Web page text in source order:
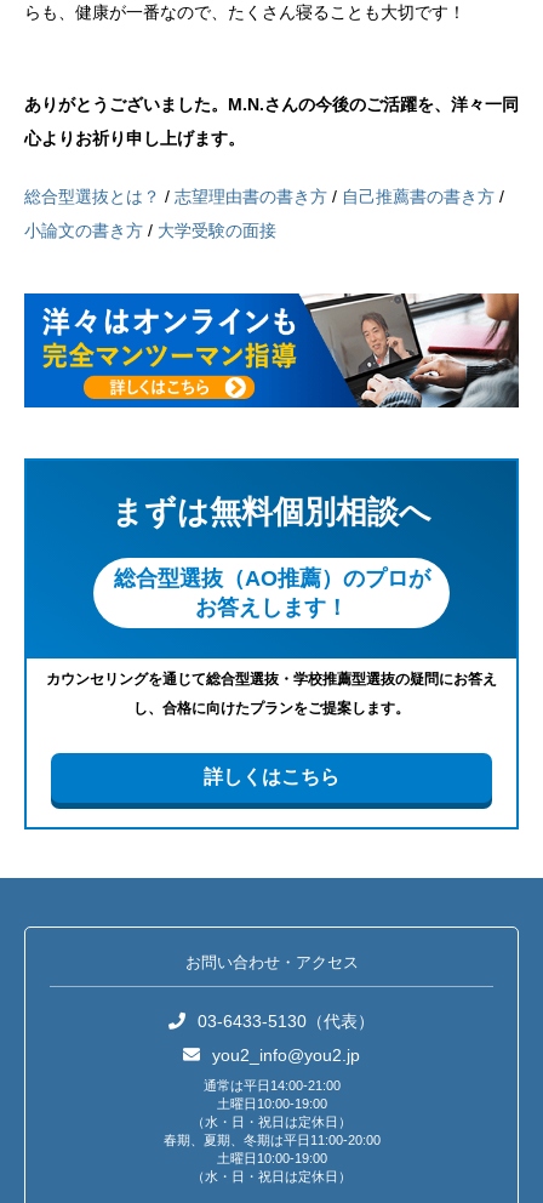
らも、健康が一番なので、たくさん寝ることも大切です！
ありがとうございました。M.N.さんの今後のご活躍を、洋々一同
心よりお祈り申し上げます。
総合型選抜とは？ / 志望理由書の書き方 / 自己推薦書の書き方 /
小論文の書き方 / 大学受験の面接
まずは無料個別相談へ
総合型選抜（AO推薦）のプロが
お答えします！
カウンセリングを通じて総合型選抜・学校推薦型選抜の疑問にお答え
し、合格に向けたプランをご提案します。
詳しくはこちら
お問い合わせ・アクセス
03-6433-5130（代表）
you2_info@you2.jp
通常は平日14:00-21:00
土曜日10:00-19:00
（水・日・祝日は定休日）
春期、夏期、冬期は平日11:00-20:00
土曜日10:00-19:00
（水・日・祝日は定休日）